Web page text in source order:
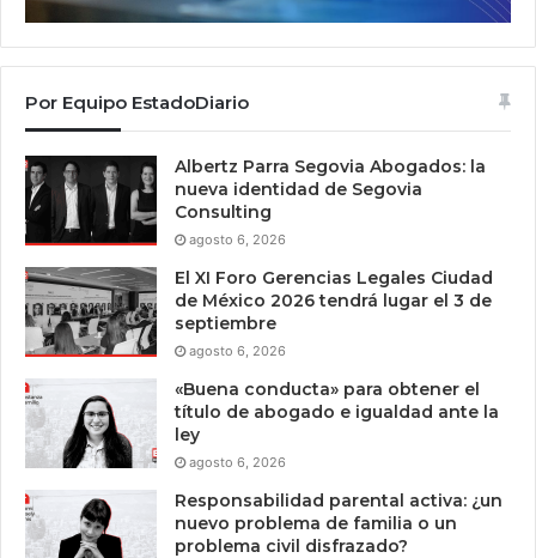
Por Equipo EstadoDiario
Albertz Parra Segovia Abogados: la
nueva identidad de Segovia
Consulting
agosto 6, 2026
El XI Foro Gerencias Legales Ciudad
de México 2026 tendrá lugar el 3 de
septiembre
agosto 6, 2026
«Buena conducta» para obtener el
título de abogado e igualdad ante la
ley
agosto 6, 2026
Responsabilidad parental activa: ¿un
nuevo problema de familia o un
problema civil disfrazado?